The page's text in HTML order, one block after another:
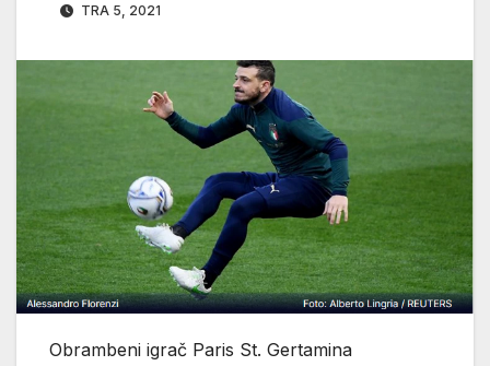
TRA 5, 2021
Obrambeni igrač Paris St. Gertamina